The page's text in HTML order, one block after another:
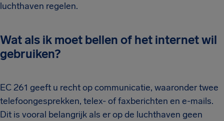
luchthaven regelen.
Wat als ik moet bellen of het internet wil
gebruiken?
EC 261 geeft u recht op communicatie, waaronder twee
telefoongesprekken, telex- of faxberichten en e-mails.
Dit is vooral belangrijk als er op de luchthaven geen